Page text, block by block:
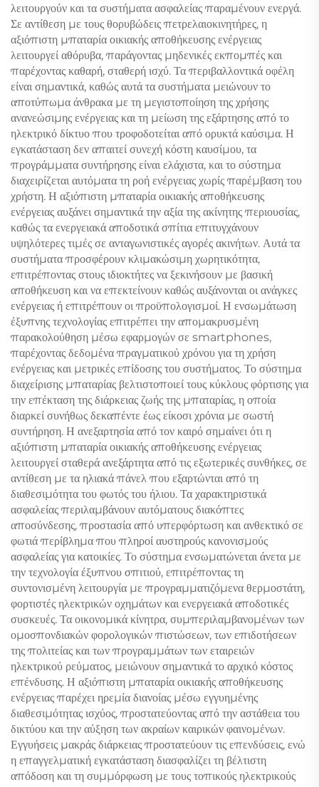
λειτουργούν και τα συστήματα ασφαλείας παραμένουν ενεργά.
Σε αντίθεση με τους θορυβώδεις πετρελαιοκινητήρες, η
αξιόπιστη μπαταρία οικιακής αποθήκευσης ενέργειας
λειτουργεί αθόρυβα, παράγοντας μηδενικές εκπομπές και
παρέχοντας καθαρή, σταθερή ισχύ. Τα περιβαλλοντικά οφέλη
είναι σημαντικά, καθώς αυτά τα συστήματα μειώνουν το
αποτύπωμα άνθρακα με τη μεγιστοποίηση της χρήσης
ανανεώσιμης ενέργειας και τη μείωση της εξάρτησης από το
ηλεκτρικό δίκτυο που τροφοδοτείται από ορυκτά καύσιμα. Η
εγκατάσταση δεν απαιτεί συνεχή κόστη καυσίμου, τα
προγράμματα συντήρησης είναι ελάχιστα, και το σύστημα
διαχειρίζεται αυτόματα τη ροή ενέργειας χωρίς παρέμβαση του
χρήστη. Η αξιόπιστη μπαταρία οικιακής αποθήκευσης
ενέργειας αυξάνει σημαντικά την αξία της ακίνητης περιουσίας,
καθώς τα ενεργειακά αποδοτικά σπίτια επιτυγχάνουν
υψηλότερες τιμές σε ανταγωνιστικές αγορές ακινήτων. Αυτά τα
συστήματα προσφέρουν κλιμακώσιμη χωρητικότητα,
επιτρέποντας στους ιδιοκτήτες να ξεκινήσουν με βασική
αποθήκευση και να επεκτείνουν καθώς αυξάνονται οι ανάγκες
ενέργειας ή επιτρέπουν οι προϋπολογισμοί. Η ενσωμάτωση
έξυπνης τεχνολογίας επιτρέπει την απομακρυσμένη
παρακολούθηση μέσω εφαρμογών σε smartphones,
παρέχοντας δεδομένα πραγματικού χρόνου για τη χρήση
ενέργειας και μετρικές επίδοσης του συστήματος. Το σύστημα
διαχείρισης μπαταρίας βελτιστοποιεί τους κύκλους φόρτισης για
την επέκταση της διάρκειας ζωής της μπαταρίας, η οποία
διαρκεί συνήθως δεκαπέντε έως είκοσι χρόνια με σωστή
συντήρηση. Η ανεξαρτησία από τον καιρό σημαίνει ότι η
αξιόπιστη μπαταρία οικιακής αποθήκευσης ενέργειας
λειτουργεί σταθερά ανεξάρτητα από τις εξωτερικές συνθήκες, σε
αντίθεση με τα ηλιακά πάνελ που εξαρτώνται από τη
διαθεσιμότητα του φωτός του ήλιου. Τα χαρακτηριστικά
ασφαλείας περιλαμβάνουν αυτόματους διακόπτες
αποσύνδεσης, προστασία από υπερφόρτωση και ανθεκτικό σε
φωτιά περίβλημα που πληροί αυστηρούς κανονισμούς
ασφαλείας για κατοικίες. Το σύστημα ενσωματώνεται άνετα με
την τεχνολογία έξυπνου σπιτιού, επιτρέποντας τη
συντονισμένη λειτουργία με προγραμματιζόμενα θερμοστάτη,
φορτιστές ηλεκτρικών οχημάτων και ενεργειακά αποδοτικές
συσκευές. Τα οικονομικά κίνητρα, συμπεριλαμβανομένων των
ομοσπονδιακών φορολογικών πιστώσεων, των επιδοτήσεων
της πολιτείας και των προγραμμάτων των εταιρειών
ηλεκτρικού ρεύματος, μειώνουν σημαντικά το αρχικό κόστος
επένδυσης. Η αξιόπιστη μπαταρία οικιακής αποθήκευσης
ενέργειας παρέχει ηρεμία διανοίας μέσω εγγυημένης
διαθεσιμότητας ισχύος, προστατεύοντας από την αστάθεια του
δικτύου και την αύξηση των ακραίων καιρικών φαινομένων.
Εγγυήσεις μακράς διάρκειας προστατεύουν τις επενδύσεις, ενώ
η επαγγελματική εγκατάσταση διασφαλίζει τη βέλτιστη
απόδοση και τη συμμόρφωση με τους τοπικούς ηλεκτρικούς